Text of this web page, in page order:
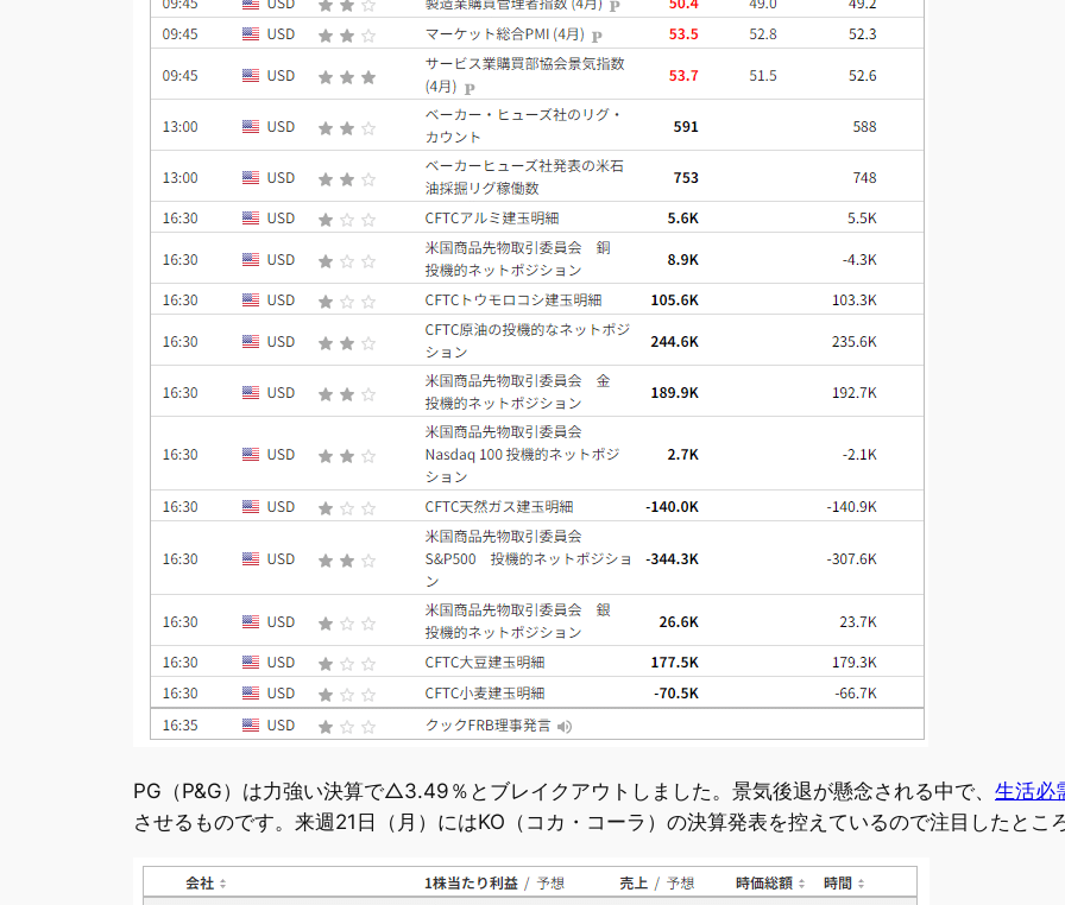
PG（P&G）は力強い決算で△3.49％とブレイクアウトしました。景気後退が懸念される中で、 生活必
させるものです。来週21日（月）にはKO（コカ・コーラ）の決算発表を控えているので注目したとこ